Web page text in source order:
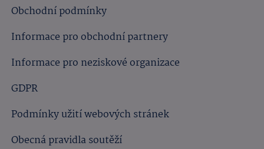
Obchodní podmínky
Informace pro obchodní partnery
Informace pro neziskové organizace
GDPR
Podmínky užití webových stránek
Obecná pravidla soutěží